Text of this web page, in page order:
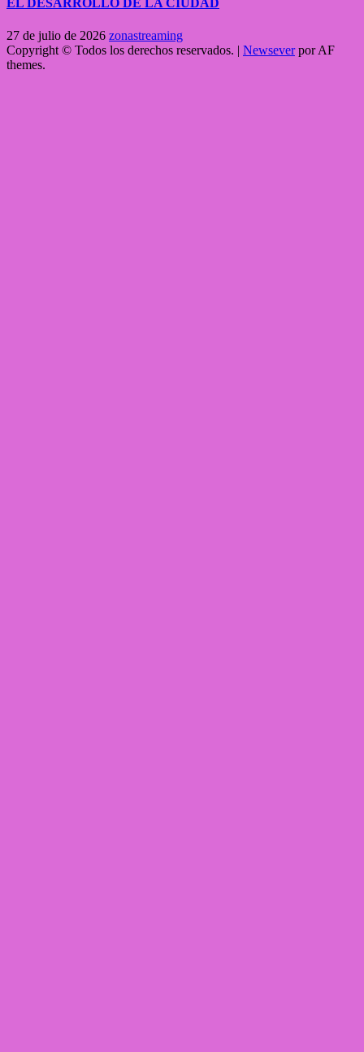
EL DESARROLLO DE LA CIUDAD
27 de julio de 2026 zonastreaming
Copyright © Todos los derechos reservados. | Newseverpor AF
themes.